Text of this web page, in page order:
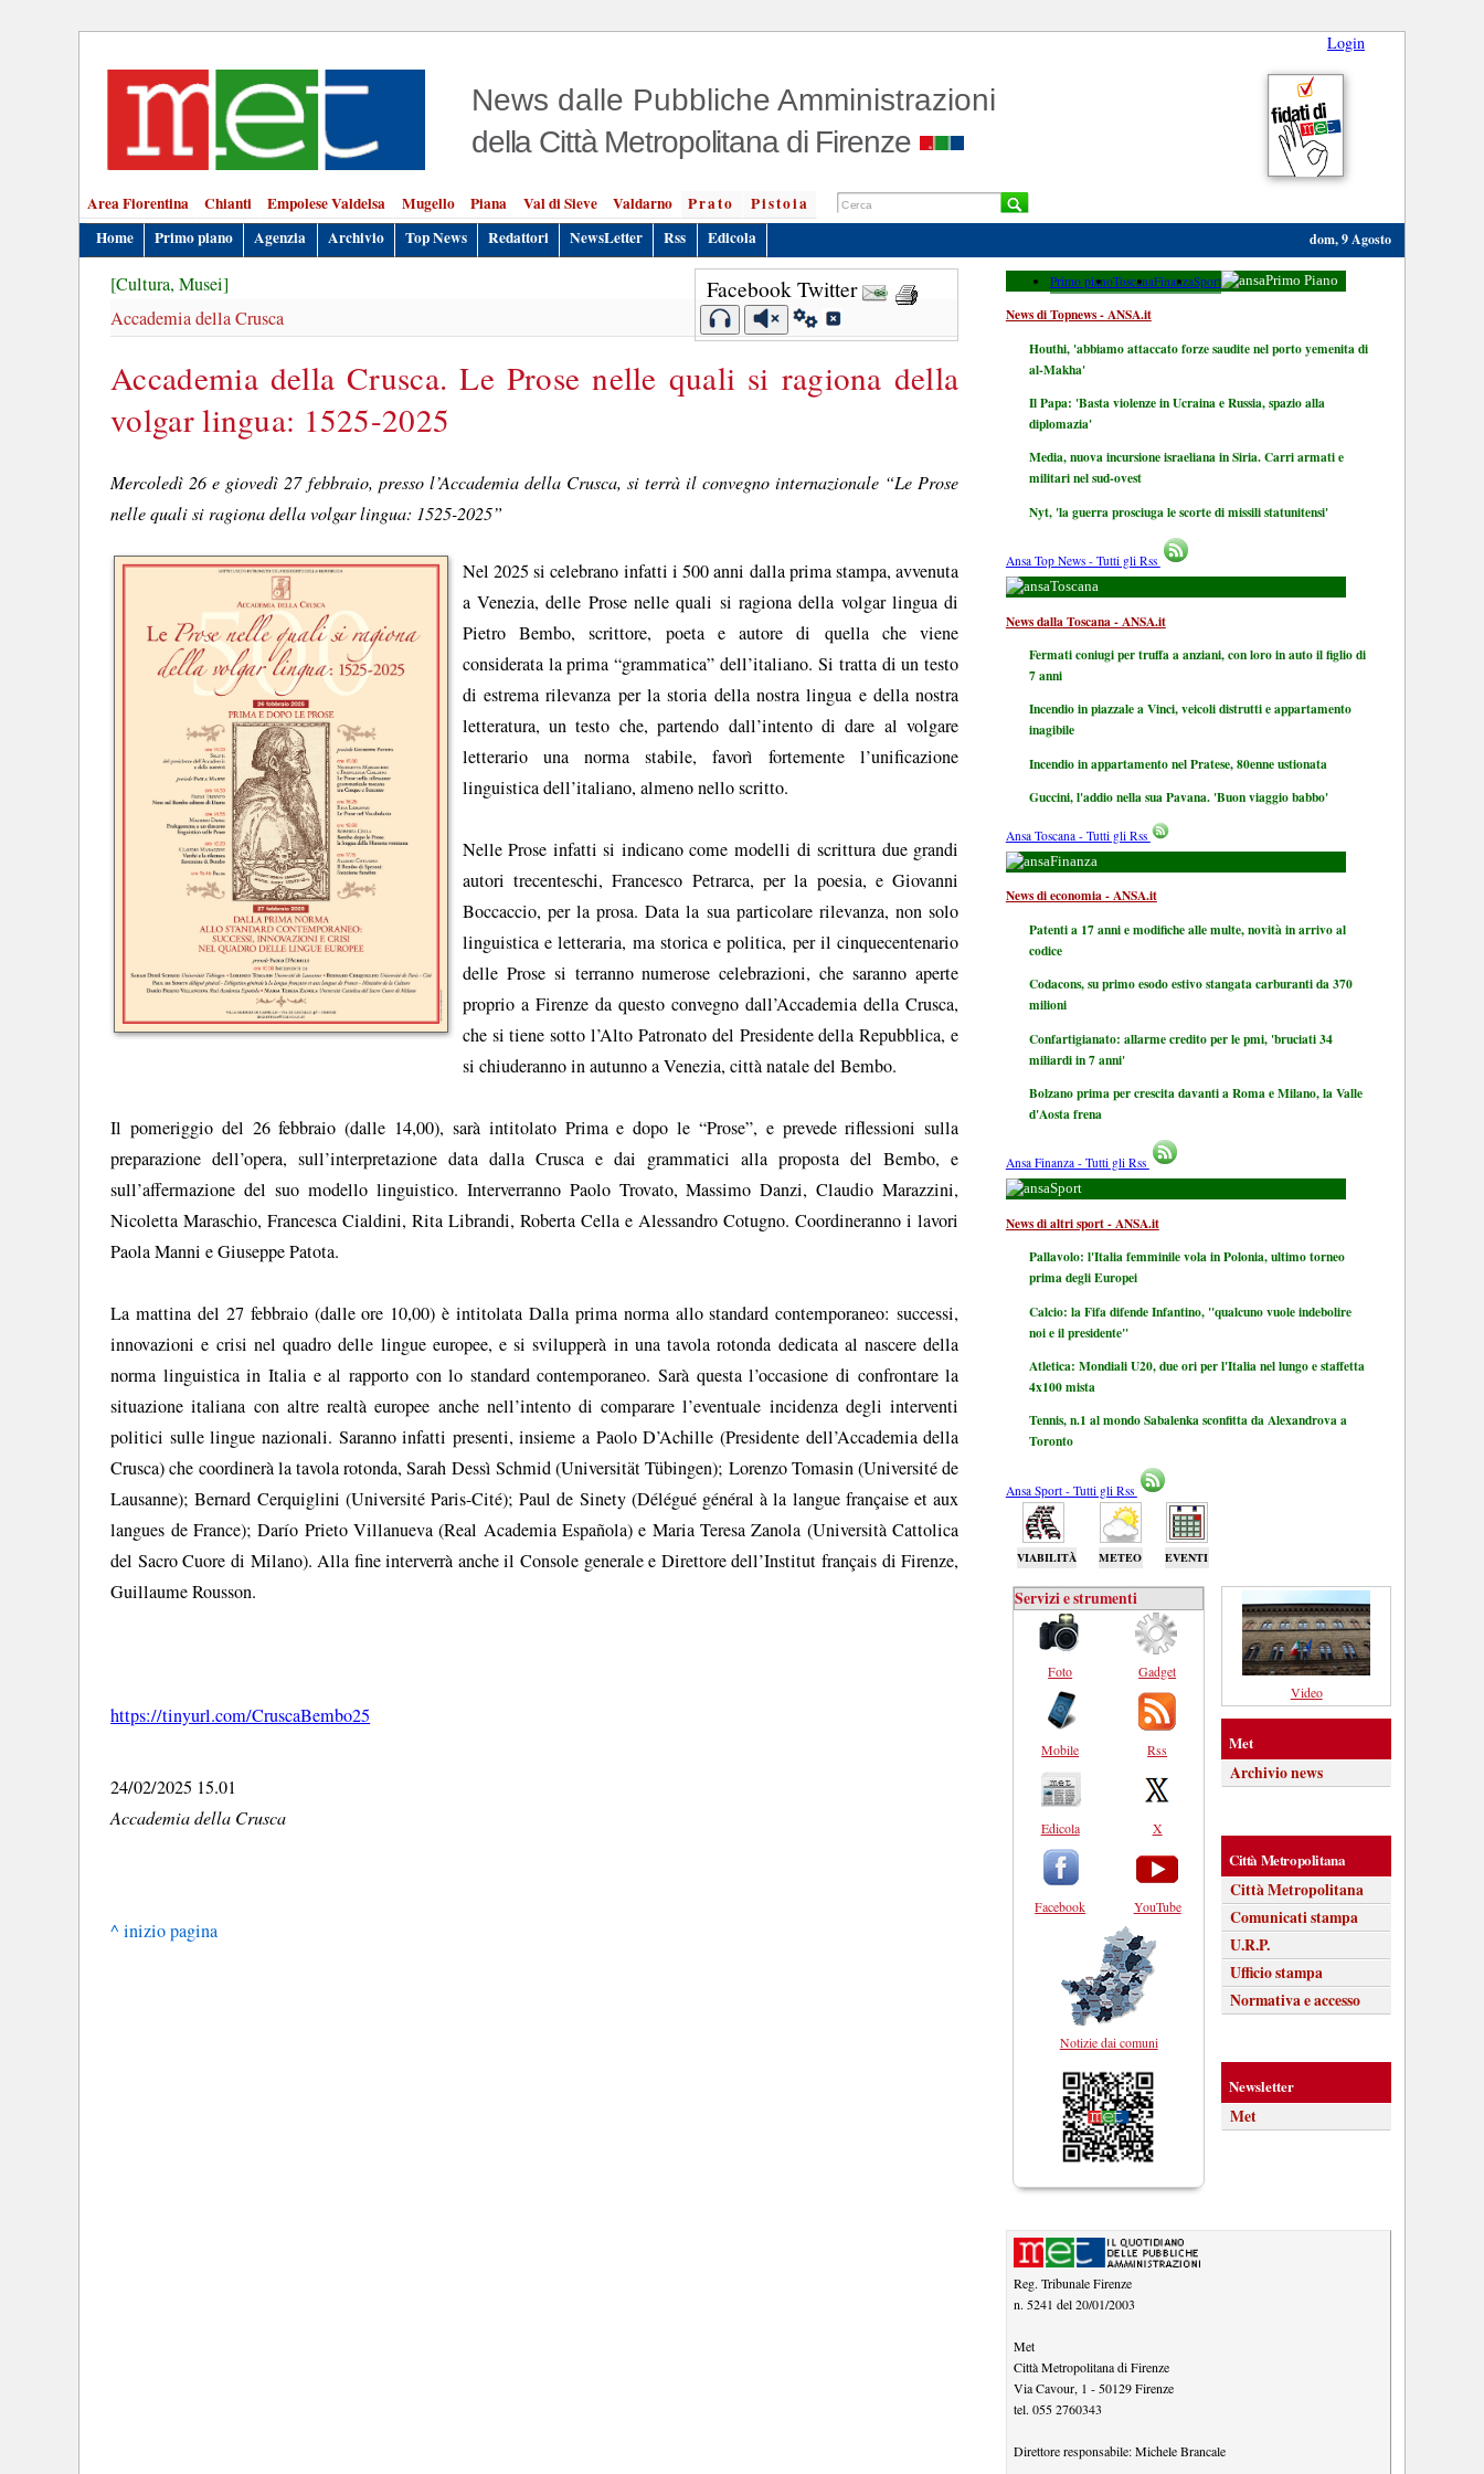
Login
News dalle Pubbliche Amministrazioni
della Città Metropolitana di Firenze
Area Fiorentina Chianti Empolese Valdelsa Mugello Piana Val di Sieve Valdarno Prato
Pistoia
Home
Primo piano Agenzia Archivio Top News Redattori NewsLetter Rss Edicola dom, 9 Agosto
Facebook Twitter
[Cultura, Musei]
Accademia della Crusca
Accademia della Crusca. Le Prose nelle quali si ragiona della
volgar lingua: 1525-2025
Mercoledì 26 e giovedì 27 febbraio, presso l’Accademia della Crusca, si terrà il convegno internazionale “Le Prose
nelle quali si ragiona della volgar lingua: 1525-2025”
Nel 2025 si celebrano infatti i 500 anni dalla prima stampa, avvenuta
a Venezia, delle Prose nelle quali si ragiona della volgar lingua di
Pietro Bembo, scrittore, poeta e autore di quella che viene
considerata la prima “grammatica” dell’italiano. Si tratta di un testo
di estrema rilevanza per la storia della nostra lingua e della nostra
letteratura, un testo che, partendo dall’intento di dare al volgare
letterario una norma stabile, favorì fortemente l’unificazione
linguistica dell’italiano, almeno nello scritto.
Nelle Prose infatti si indicano come modelli di scrittura due grandi
autori trecenteschi, Francesco Petrarca, per la poesia, e Giovanni
Boccaccio, per la prosa. Data la sua particolare rilevanza, non solo
linguistica e letteraria, ma storica e politica, per il cinquecentenario
delle Prose si terranno numerose celebrazioni, che saranno aperte
proprio a Firenze da questo convegno dall’Accademia della Crusca,
che si tiene sotto l’Alto Patronato del Presidente della Repubblica, e
si chiuderanno in autunno a Venezia, città natale del Bembo.
Il pomeriggio del 26 febbraio (dalle 14,00), sarà intitolato Prima e dopo le “Prose”, e prevede riflessioni sulla
preparazione dell’opera, sull’interpretazione data dalla Crusca e dai grammatici alla proposta del Bembo, e
sull’affermazione del suo modello linguistico. Interverranno Paolo Trovato, Massimo Danzi, Claudio Marazzini,
Nicoletta Maraschio, Francesca Cialdini, Rita Librandi, Roberta Cella e Alessandro Cotugno. Coordineranno i lavori
Paola Manni e Giuseppe Patota.
La mattina del 27 febbraio (dalle ore 10,00) è intitolata Dalla prima norma allo standard contemporaneo: successi,
innovazioni e crisi nel quadro delle lingue europee, e si svilupperà in una tavola rotonda dedicata al nascere della
norma linguistica in Italia e al rapporto con lo standard contemporaneo. Sarà questa l’occasione di confrontare la
situazione italiana con altre realtà europee anche nell’intento di comparare l’eventuale incidenza degli interventi
politici sulle lingue nazionali. Saranno infatti presenti, insieme a Paolo D’Achille (Presidente dell’Accademia della
Crusca) che coordinerà la tavola rotonda, Sarah Dessì Schmid (Universität Tübingen); Lorenzo Tomasin (Université de
Lausanne); Bernard Cerquiglini (Université Paris-Cité); Paul de Sinety (Délégué général à la langue française et aux
langues de France); Darío Prieto Villanueva (Real Academia Española) e Maria Teresa Zanola (Università Cattolica
del Sacro Cuore di Milano). Alla fine interverrà anche il Console generale e Direttore dell’Institut français di Firenze,
Guillaume Rousson.
https://tinyurl.com/CruscaBembo25
24/02/2025 15.01
Accademia della Crusca
^ inizio pagina
Primo pianoToscanaFinanzaSport Primo Piano
News di Topnews - ANSA.it
Houthi, 'abbiamo attaccato forze saudite nel porto yemenita di
al-Makha'
Il Papa: 'Basta violenze in Ucraina e Russia, spazio alla
diplomazia'
Media, nuova incursione israeliana in Siria. Carri armati e
militari nel sud-ovest
Nyt, 'la guerra prosciuga le scorte di missili statunitensi'
Ansa Top News - Tutti gli Rss
Toscana
News dalla Toscana - ANSA.it
Fermati coniugi per truffa a anziani, con loro in auto il figlio di
7 anni
Incendio in piazzale a Vinci, veicoli distrutti e appartamento
inagibile
Incendio in appartamento nel Pratese, 80enne ustionata
Guccini, l'addio nella sua Pavana. 'Buon viaggio babbo'
Ansa Toscana - Tutti gli Rss
Finanza
News di economia - ANSA.it
Patenti a 17 anni e modifiche alle multe, novità in arrivo al
codice
Codacons, su primo esodo estivo stangata carburanti da 370
milioni
Confartigianato: allarme credito per le pmi, 'bruciati 34
miliardi in 7 anni'
Bolzano prima per crescita davanti a Roma e Milano, la Valle
d'Aosta frena
Ansa Finanza - Tutti gli Rss
Sport
News di altri sport - ANSA.it
Pallavolo: l'Italia femminile vola in Polonia, ultimo torneo
prima degli Europei
Calcio: la Fifa difende Infantino, "qualcuno vuole indebolire
noi e il presidente"
Atletica: Mondiali U20, due ori per l'Italia nel lungo e staffetta
4x100 mista
Tennis, n.1 al mondo Sabalenka sconfitta da Alexandrova a
Toronto
Ansa Sport - Tutti gli Rss
VIABILITÀ METEO EVENTI
Servizi e strumenti
Foto
Mobile
Edicola
Facebook
Gadget
Rss
X
YouTube
Notizie dai comuni
Video
Met
Archivio news
Città Metropolitana
Città Metropolitana
Comunicati stampa
U.R.P.
Ufficio stampa
Normativa e accesso
Newsletter
Met
Reg. Tribunale Firenze
n. 5241 del 20/01/2003
Met
Città Metropolitana di Firenze
Via Cavour, 1 - 50129 Firenze
tel. 055 2760343
Direttore responsabile:Michele Brancale